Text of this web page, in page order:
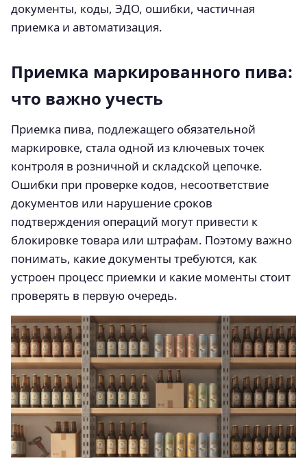
документы, коды, ЭДО, ошибки, частичная
приемка и автоматизация.
Приемка маркированного пива:
что важно учесть
Приемка пива, подлежащего обязательной
маркировке, стала одной из ключевых точек
контроля в розничной и складской цепочке.
Ошибки при проверке кодов, несоответствие
документов или нарушение сроков
подтверждения операций могут привести к
блокировке товара или штрафам. Поэтому важно
понимать, какие документы требуются, как
устроен процесс приемки и какие моменты стоит
проверять в первую очередь.